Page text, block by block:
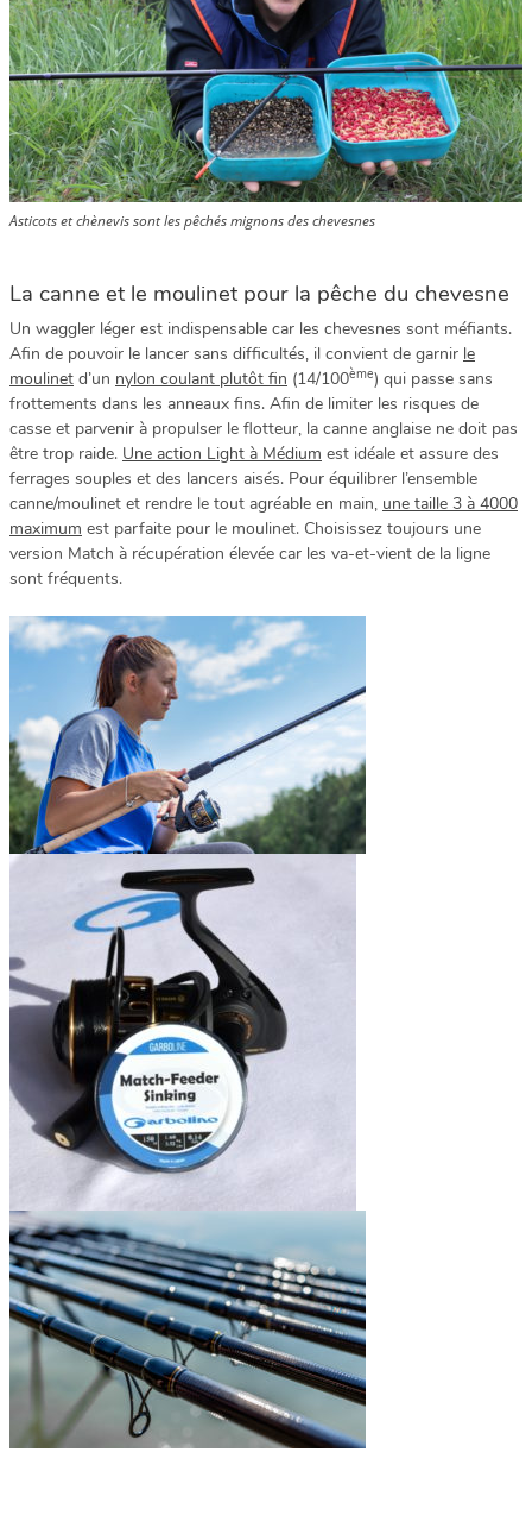
Asticots et chènevis sont les pêchés mignons des chevesnes
La canne et le moulinet pour la pêche du chevesne
Un waggler léger est indispensable car les chevesnes sont méfiants.
Afin de pouvoir le lancer sans difficultés, il convient de garnir le
moulinet d’un nylon coulant plutôt fin (14/100ème) qui passe sans
frottements dans les anneaux fins. Afin de limiter les risques de
casse et parvenir à propulser le flotteur, la canne anglaise ne doit pas
être trop raide. Une action Light à Médium est idéale et assure des
ferrages souples et des lancers aisés. Pour équilibrer l’ensemble
canne/moulinet et rendre le tout agréable en main, une taille 3 à 4000
maximum est parfaite pour le moulinet. Choisissez toujours une
version Match à récupération élevée car les va-et-vient de la ligne
sont fréquents.